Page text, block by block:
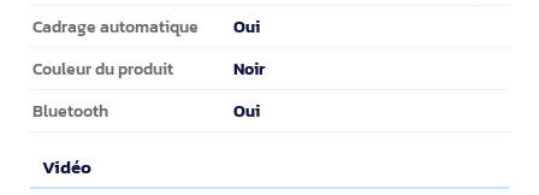
Cadrage automatique Oui
Couleur du produit Noir
Bluetooth Oui
Vidéo